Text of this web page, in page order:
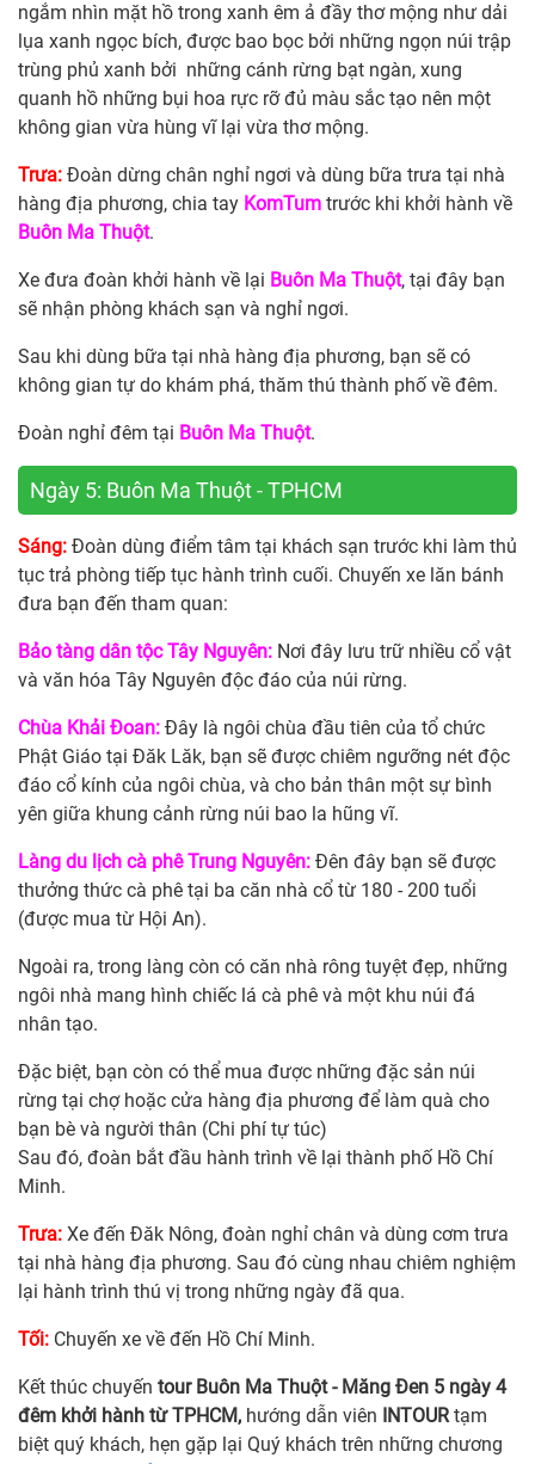
ngắm nhìn mặt hồ trong xanh êm ả đầy thơ mộng như dải
lụa xanh ngọc bích, được bao bọc bởi những ngọn núi trập
trùng phủ xanh bởi những cánh rừng bạt ngàn, xung
quanh hồ những bụi hoa rực rỡ đủ màu sắc tạo nên một
không gian vừa hùng vĩ lại vừa thơ mộng.
Trưa: Đoàn dừng chân nghỉ ngơi và dùng bữa trưa tại nhà
hàng địa phương, chia tay KomTum trước khi khởi hành về
Buôn Ma Thuột.
Xe đưa đoàn khởi hành về lại Buôn Ma Thuột, tại đây bạn
sẽ nhận phòng khách sạn và nghỉ ngơi.
Sau khi dùng bữa tại nhà hàng địa phương, bạn sẽ có
không gian tự do khám phá, thăm thú thành phố về đêm.
Đoàn nghỉ đêm tại Buôn Ma Thuột.
Ngày 5: Buôn Ma Thuột - TPHCM
Sáng: Đoàn dùng điểm tâm tại khách sạn trước khi làm thủ
tục trả phòng tiếp tục hành trình cuối. Chuyến xe lăn bánh
đưa bạn đến tham quan:
Bảo tàng dân tộc Tây Nguyên: Nơi đây lưu trữ nhiều cổ vật
và văn hóa Tây Nguyên độc đáo của núi rừng.
Chùa Khải Đoan: Đây là ngôi chùa đầu tiên của tổ chức
Phật Giáo tại Đăk Lăk, bạn sẽ được chiêm ngưỡng nét độc
đáo cổ kính của ngôi chùa, và cho bản thân một sự bình
yên giữa khung cảnh rừng núi bao la hũng vĩ.
Làng du lịch cà phê Trung Nguyên: Đên đây bạn sẽ được
thưởng thức cà phê tại ba căn nhà cổ từ 180 - 200 tuổi
(được mua từ Hội An).
Ngoài ra, trong làng còn có căn nhà rông tuyệt đẹp, những
ngôi nhà mang hình chiếc lá cà phê và một khu núi đá
nhân tạo.
Đặc biệt, bạn còn có thể mua được những đặc sản núi
rừng tại chợ hoặc cửa hàng địa phương để làm quà cho
bạn bè và người thân (Chi phí tự túc)
Sau đó, đoàn bắt đầu hành trình về lại thành phố Hồ Chí
Minh.
Trưa: Xe đến Đăk Nông, đoàn nghỉ chân và dùng cơm trưa
tại nhà hàng địa phương. Sau đó cùng nhau chiêm nghiệm
lại hành trình thú vị trong những ngày đã qua.
Tối: Chuyến xe về đến Hồ Chí Minh.
Kết thúc chuyến tour Buôn Ma Thuột - Măng Đen 5 ngày 4
đêm khởi hành từ TPHCM, hướng dẫn viên INTOURtạm
biệt quý khách, hẹn gặp lại Quý khách trên những chương